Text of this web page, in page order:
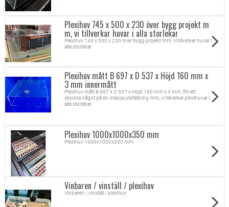
Plexihuv 745 x 500 x 230 över bygg projekt m
m, vi tillverkar huvar i alla storlekar
Plexihuv 745 x 500 x 230 över bygg projekt mm, vi tillverkar huvar i
alla storlekar
Plexihuv mått B 697 x D 537 x Höjd 160 mm x
3 mm innermått
Plexihuv mått B 697 x D 537 x Höjd 160 mm x 3 mm, för att
skydda något på en mässa utställning mm, vi tillverkar plexihuvar i
alla storlekar
Plexihuv 1000x1000x350 mm
Plexihuv 1000x1000x350 mm
Vinbaren / vinställ / plexihuv
Vinbaren / vinställ / plexihuv